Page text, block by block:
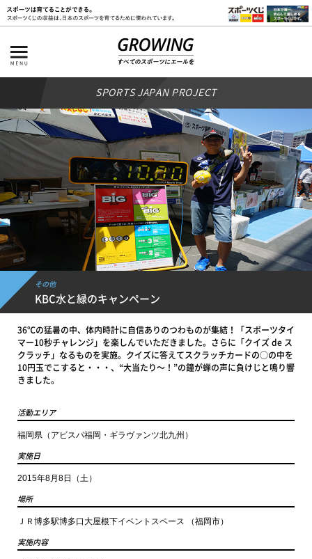
SPORTS JAPAN PROJECT
その他
KBC水と緑のキャンペーン
36℃の猛暑の中、体内時計に自信ありのつわものが集結！「スポーツタイ
マー10秒チャレンジ」を楽しんでいただきました。さらに「クイズ de ス
クラッチ」なるものを実施。クイズに答えてスクラッチカードの○の中を
10円玉でこすると・・・、“大当たり～！”の鐘が蝉の声に負けじと鳴り響
きました。
活動エリア
福岡県（アビスパ福岡・ギラヴァンツ北九州）
実施日
2015年8月8日（土）
場所
ＪＲ博多駅博多口大屋根下イベントスペース （福岡市）
実施内容